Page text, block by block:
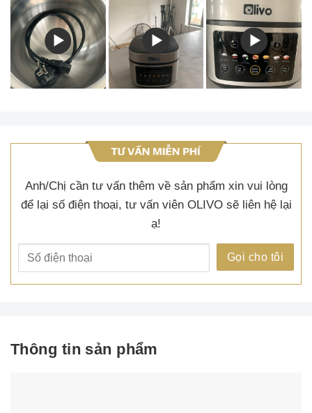
Anh/Chị cần tư vấn thêm về sản phẩm xin vui lòng
để lại số điện thoại, tư vấn viên OLIVO sẽ liên hệ lại
ạ!
Thông tin sản phẩm